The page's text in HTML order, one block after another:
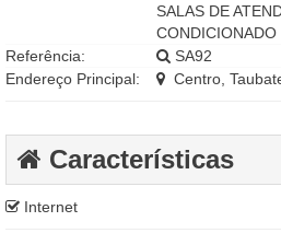
SALAS DE
CONDICIONADO
Referência:
SA92
Endereço Principal:
Centro,
Características
Internet